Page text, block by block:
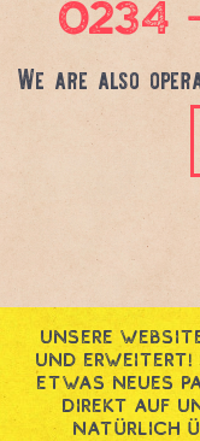
0234
We are also
Unsere
und erweitert!
etwas Neues
direkt auf
natürlich